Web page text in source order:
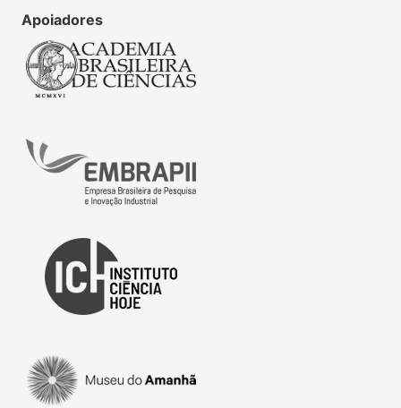
Apoiadores